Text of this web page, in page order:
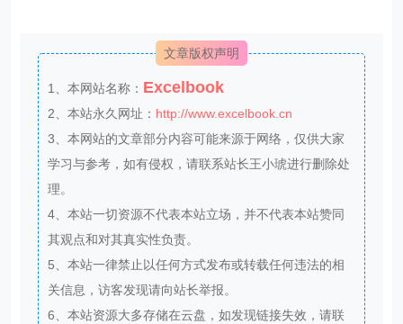
文章版权声明
1、本网站名称： Excelbook
2、本站永久网址： http://www.excelbook.cn
3、本网站的文章部分内容可能来源于网络，仅供大家
学习与参考，如有侵权，请联系站长王小琥进行删除处
理。
4、本站一切资源不代表本站立场，并不代表本站赞同
其观点和对其真实性负责。
5、本站一律禁止以任何方式发布或转载任何违法的相
关信息，访客发现请向站长举报。
6、本站资源大多存储在云盘，如发现链接失效，请联